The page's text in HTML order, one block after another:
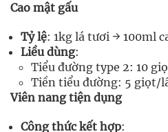
Cao mật gấu
Tỷ lệ: 1kg lá tươi → 100ml
Liều dùng:
Tiểu đường type 2: 10
Tiền tiểu đường: 5 giọt/
Viên nang tiện dụng
Công thức kết hợp: